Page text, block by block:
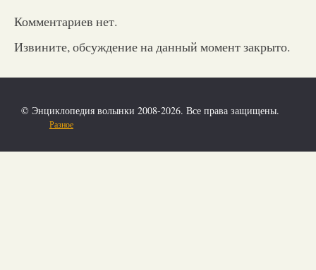
Комментариев нет.
Извините, обсуждение на данный момент закрыто.
© Энциклопедия волынки 2008-2026. Все права защищены.
Разное